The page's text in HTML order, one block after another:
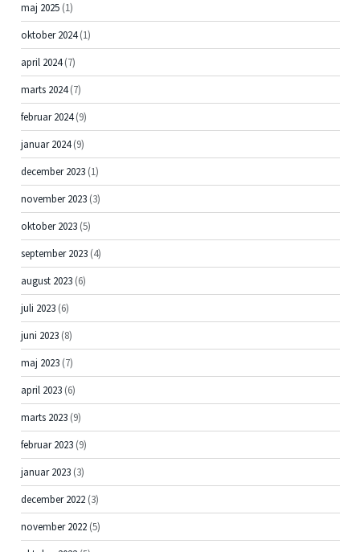
maj 2025 (1)
oktober 2024(1)
april 2024(7)
marts 2024(7)
februar 2024(9)
januar 2024(9)
december 2023 (1)
november 2023 (3)
oktober 2023 (5)
september 2023 (4)
august 2023 (6)
juli 2023 (6)
juni 2023 (8)
maj 2023 (7)
april 2023 (6)
marts 2023 (9)
februar 2023 (9)
januar 2023 (3)
december 2022 (3)
november 2022 (5)